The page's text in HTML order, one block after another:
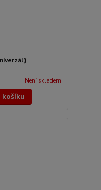
Není skladem